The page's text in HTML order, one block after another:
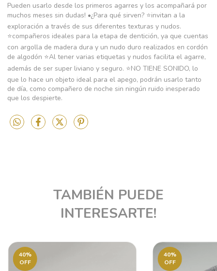
Pueden usarlo desde los primeros agarres y los acompañará por
muchos meses sin dudas! •¿Para qué sirven? ⭐invitan a la
exploración a través de sus diferentes texturas y nudos.
⭐compañeros ideales para la etapa de dentición, ya que cuentas
con argolla de madera dura y un nudo duro realizados en cordón
de algodón ⭐Al tener varias etiquetas y nudos facilita el agarre,
además de ser super liviano y seguro. ⭐NO TIENE SONIDO, lo
que lo hace un objeto ideal para el apego, podrán usarlo tanto
de día, como compañero de noche sin ningún ruido inesperado
que los despierte.
TAMBIÉN PUEDE
INTERESARTE!
40%
OFF
40%
OFF